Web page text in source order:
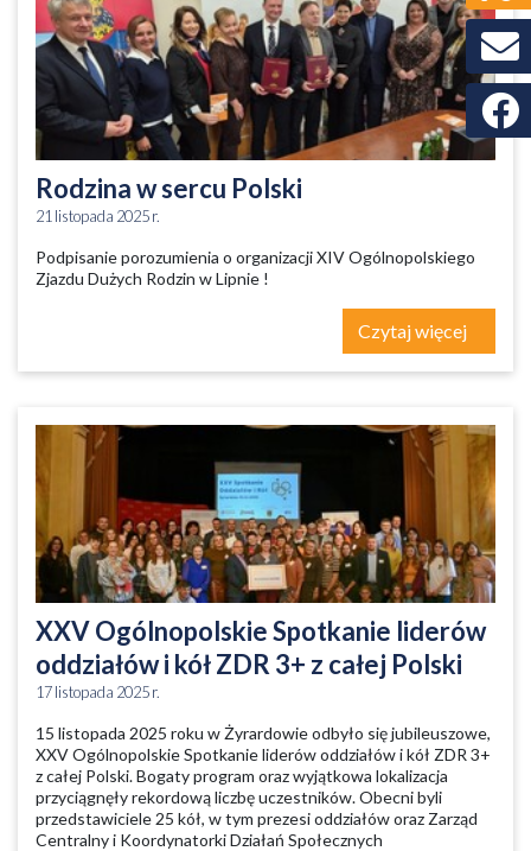
Rodzina w sercu Polski
21 listopada 2025 r.
Podpisanie porozumienia o organizacji XIV Ogólnopolskiego
Zjazdu Dużych Rodzin w Lipnie !
Czytaj więcej
XXV Ogólnopolskie Spotkanie liderów
oddziałów i kół ZDR 3+ z całej Polski
17 listopada 2025 r.
15 listopada 2025 roku w Żyrardowie odbyło się jubileuszowe,
XXV Ogólnopolskie Spotkanie liderów oddziałów i kół ZDR 3+
z całej Polski. Bogaty program oraz wyjątkowa lokalizacja
przyciągnęły rekordową liczbę uczestników. Obecni byli
przedstawiciele 25 kół, w tym prezesi oddziałów oraz Zarząd
Centralny i Koordynatorki Działań Społecznych